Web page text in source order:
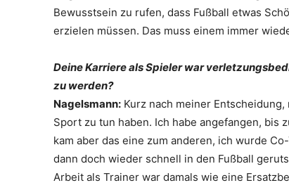
Bewusstsein zu rufen, dass Fußball etwas
erzielen müssen. Das muss einem immer
Deine Karriere als Spieler war
zu werden?
Nagelsmann: Kurz nach meiner
Sport zu tun haben. Ich habe angefangen, bis
kam aber das eine zum anderen, ich wurde
dann doch wieder schnell in den Fußball
Arbeit als Trainer war damals wie eine